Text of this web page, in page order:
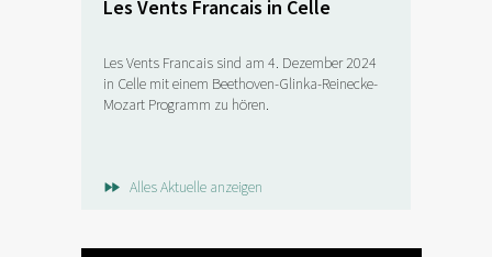
Les Vents Francais in Celle
Les Vents Francais sind am 4. Dezember 2024
in Celle mit einem Beethoven-Glinka-Reinecke-
Mozart Programm zu hören.
Alles Aktuelle anzeigen